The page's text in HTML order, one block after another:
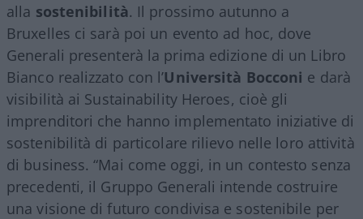
alla sostenibilità. Il prossimo autunno a
Bruxelles ci sarà poi un evento ad hoc, dove
Generali presenterà la prima edizione di un Libro
Bianco realizzato con l’Università Bocconi e darà
visibilità ai Sustainability Heroes, cioè gli
imprenditori che hanno implementato iniziative di
sostenibilità di particolare rilievo nelle loro attività
di business. “Mai come oggi, in un contesto senza
precedenti, il Gruppo Generali intende costruire
una visione di futuro condivisa e sostenibile per